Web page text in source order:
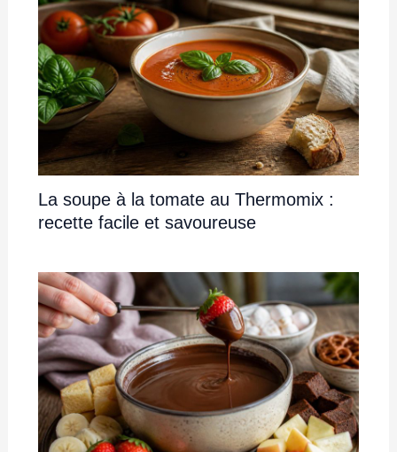
La soupe à la tomate au Thermomix :
recette facile et savoureuse